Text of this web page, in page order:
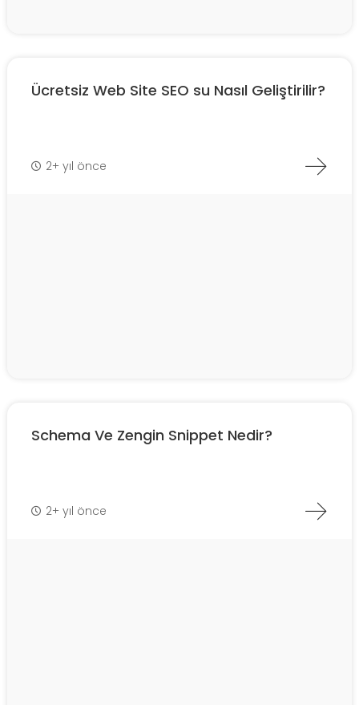
Ücretsiz Web Site SEO su Nasıl Geliştirilir?
2+ yıl önce
Schema Ve Zengin Snippet Nedir?
2+ yıl önce